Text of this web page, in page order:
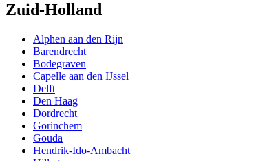
Zuid-Holland
Alphen aan den Rijn
Barendrecht
Bodegraven
Capelle aan den IJssel
Delft
Den Haag
Dordrecht
Gorinchem
Gouda
Hendrik-Ido-Ambacht